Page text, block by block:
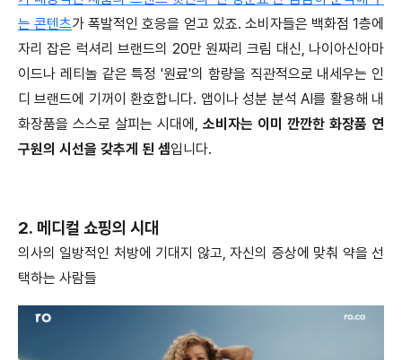
는 콘텐츠가 폭발적인 호응을 얻고 있죠. 소비자들은 백화점 1층에
자리 잡은 럭셔리 브랜드의 20만 원짜리 크림 대신, 나이아신아마
이드나 레티놀 같은 특정 '원료'의 함량을 직관적으로 내세우는 인
디 브랜드에 기꺼이 환호합니다. 앱이나 성분 분석 AI를 활용해 내
화장품을 스스로 살피는 시대에, 소비자는 이미 깐깐한 화장품 연
구원의 시선을 갖추게 된 셈입니다.
2. 메디컬 쇼핑의 시대
의사의 일방적인 처방에 기대지 않고, 자신의 증상에 맞춰 약을 선
택하는 사람들